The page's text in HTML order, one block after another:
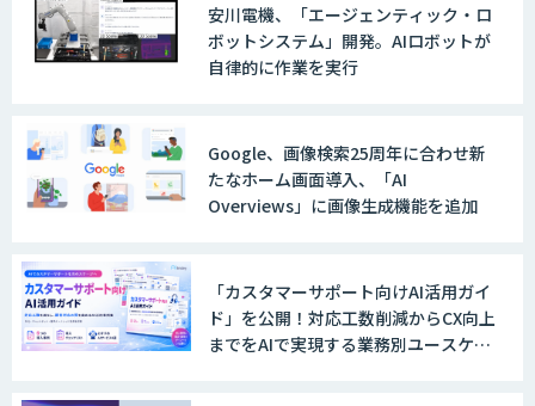
安川電機、「エージェンティック・ロ
ボットシステム」開発。AIロボットが
自律的に作業を実行
Google、画像検索25周年に合わせ新
たなホーム画面導入、「AI
Overviews」に画像生成機能を追加
「カスタマーサポート向けAI活用ガイ
ド」を公開！対応工数削減からCX向上
までをAIで実現する業務別ユースケー